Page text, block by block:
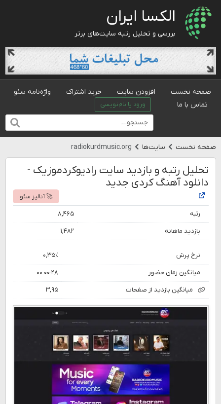
الکسا ایران
بررسی و تحلیل رتبه سایت‌های برتر
صفحه نخست افزودن سایت خرید اشتراک
واژه‌نامه سئو
تماس با ما
ورود یا نام‌نویسی
صفحه نخست سایت‌ها radiokurdmusic.org
تحلیل رتبه و بازدید سایت رادیوکردموزیک -
دانلود آهنگ کردی جدید
🚀 آنالیز سئو
رتبه ۸,۴۶۵
بازدید ماهانه ۱,۴۸۲
نرخ پرش ۰,۳۵٪
میانگین زمان حضور ۰۰:۰۰:۲۸
میانگین بازدید از صفحات ۳,۹۵